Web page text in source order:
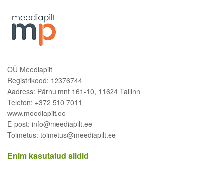
OÜ Meediapilt
Registrikood: 12376744
Aadress: Pärnu mnt 161-10, 11624 Tallinn
Telefon: +372 510 7011
www.meediapilt.ee
E-post: info@meediapilt.ee
Toimetus: toimetus@meediapilt.ee
Enim kasutatud sildid